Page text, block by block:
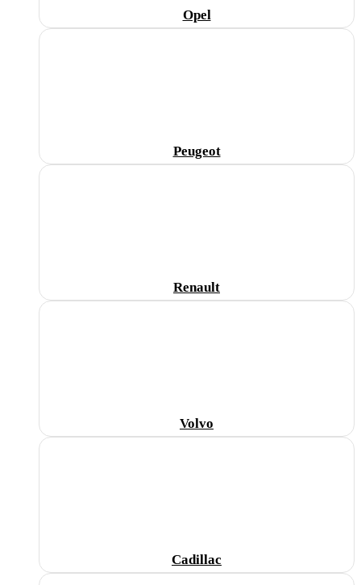
Opel
Peugeot
Renault
Volvo
Cadillac